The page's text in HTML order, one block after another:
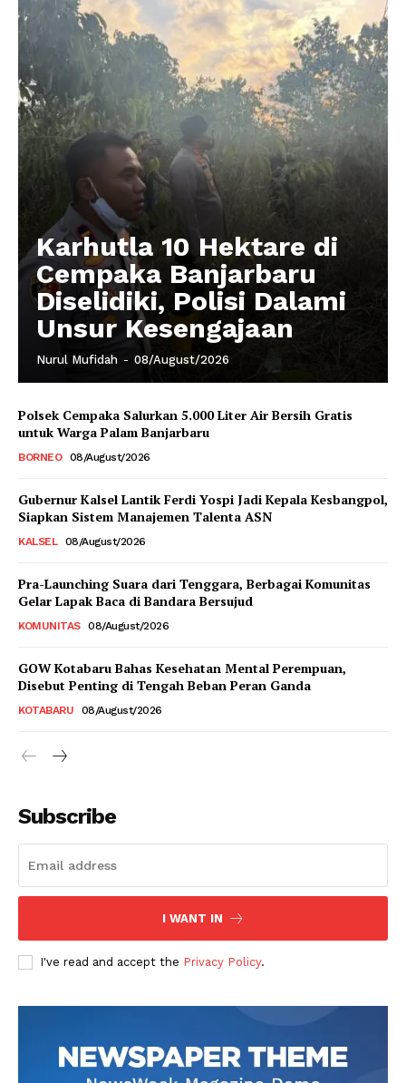
Karhutla 10 Hektare di
Cempaka Banjarbaru
Diselidiki, Polisi Dalami
Unsur Kesengajaan
Nurul Mufidah - 08/August/2026
Polsek Cempaka Salurkan 5.000 Liter Air Bersih Gratis
untuk Warga Palam Banjarbaru
BORNEO 08/August/2026
Gubernur Kalsel Lantik Ferdi Yospi Jadi Kepala Kesbangpol,
Siapkan Sistem Manajemen Talenta ASN
KALSEL 08/August/2026
Pra-Launching Suara dari Tenggara, Berbagai Komunitas
Gelar Lapak Baca di Bandara Bersujud
KOMUNITAS 08/August/2026
GOW Kotabaru Bahas Kesehatan Mental Perempuan,
Disebut Penting di Tengah Beban Peran Ganda
KOTABARU 08/August/2026
Subscribe
I WANT IN
I've read and accept the Privacy Policy.